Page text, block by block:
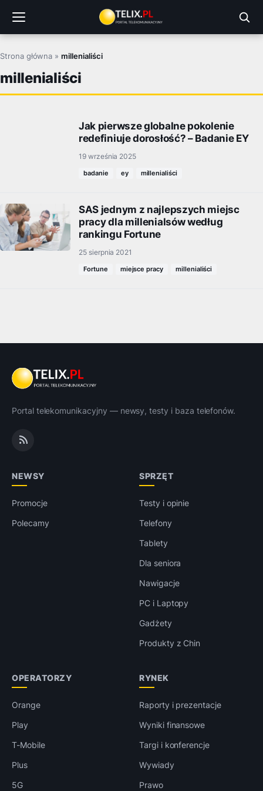
treści
Strona główna »millenialiści
millenialiści
Jak pierwsze globalne pokolenie
redefiniuje dorosłość? – Badanie EY
19 września 2025
badanie ey millenialiści
SAS jednym z najlepszych miejsc
pracy dla millenialsów według
rankingu Fortune
25 sierpnia 2021
Fortune miejsce pracy millenialiści
Portal telekomunikacyjny — newsy, testy i baza telefonów.
NEWSY
Promocje
Polecamy
SPRZĘT
Testy i opinie
Telefony
Tablety
Dla seniora
Nawigacje
PC i Laptopy
Gadżety
Produkty z Chin
OPERATORZY
Orange
Play
T-Mobile
Plus
5G
RYNEK
Raporty i prezentacje
Wyniki finansowe
Targi i konferencje
Wywiady
Prawo